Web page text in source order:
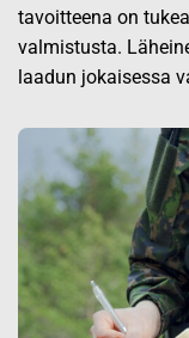
tavoitteena on
valmistusta.
laadun jokaisessa